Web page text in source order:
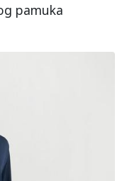
pamuka